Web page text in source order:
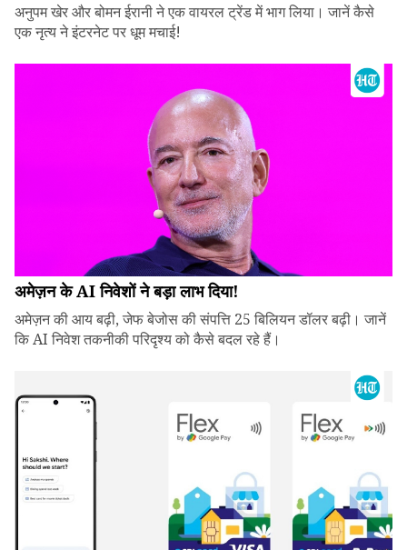
अनुपम खेर और बोमन ईरानी ने एक वायरल ट्रेंड में भाग लिया। जानें कैसे
एक नृत्य ने इंटरनेट पर धूम मचाई!
अमेज़न के AI निवेशों ने बड़ा लाभ दिया!
अमेज़न की आय बढ़ी, जेफ बेजोस की संपत्ति 25 बिलियन डॉलर बढ़ी। जानें
कि AI निवेश तकनीकी परिदृश्य को कैसे बदल रहे हैं।